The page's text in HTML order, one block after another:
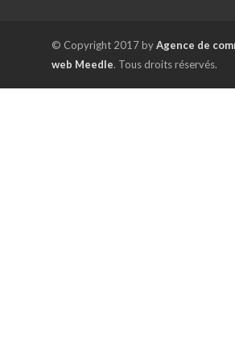
© Copyright 2017 byAgence de
web Meedle. Tous droits réservés.